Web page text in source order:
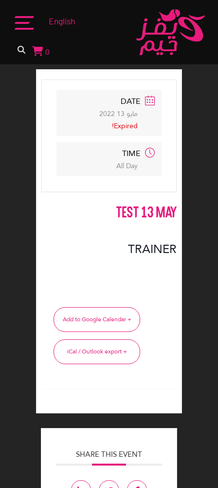
content
0
English
TEST 13 MAY
TRAINER
DATE
مايو 13 2022
Expired!
TIME
All Day
+ Add to Google Calendar
+ iCal / Outlook export
SHARE THIS EVENT